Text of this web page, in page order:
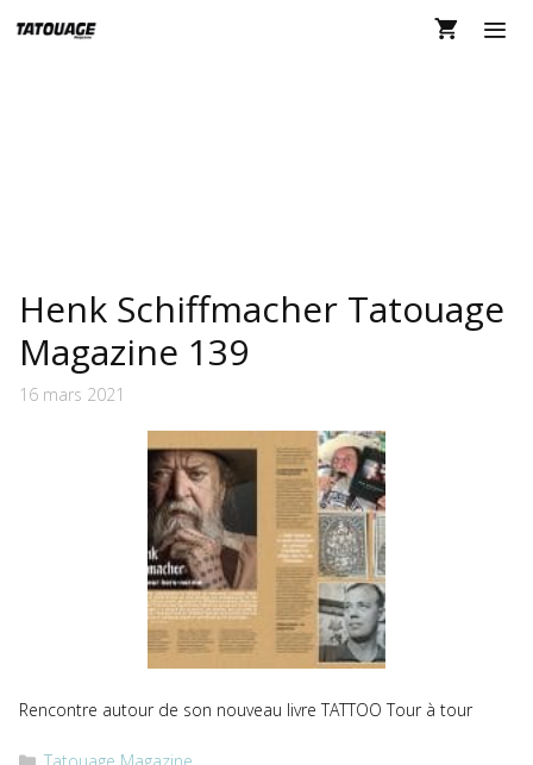
au
Henk Schiffmacher Tatouage
Magazine 139
16 mars 2021
Rencontre autour de son nouveau livre TATTOO Tour à tour
Catégories